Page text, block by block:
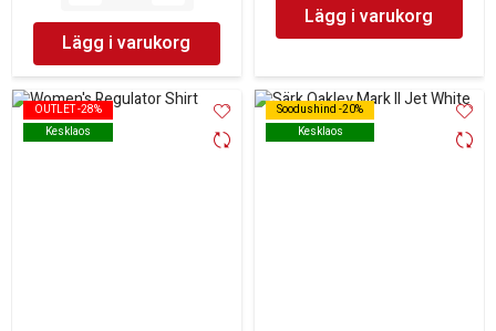
Lägg i varukorg
Lägg i varukorg
OUTLET -28%
Kesklaos
OUTLET -28%
Kesklaos
Soodushind -20%
Kesklaos
Soodushind -20%
Kesklaos